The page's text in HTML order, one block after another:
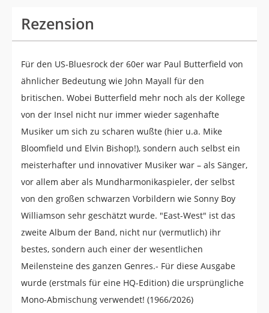
Rezension
Für den US-Bluesrock der 60er war Paul Butterfield von
ähnlicher Bedeutung wie John Mayall für den
britischen. Wobei Butterfield mehr noch als der Kollege
von der Insel nicht nur immer wieder sagenhafte
Musiker um sich zu scharen wußte (hier u.a. Mike
Bloomfield und Elvin Bishop!), sondern auch selbst ein
meisterhafter und innovativer Musiker war – als Sänger,
vor allem aber als Mundharmonikaspieler, der selbst
von den großen schwarzen Vorbildern wie Sonny Boy
Williamson sehr geschätzt wurde. "East-West" ist das
zweite Album der Band, nicht nur (vermutlich) ihr
bestes, sondern auch einer der wesentlichen
Meilensteine des ganzen Genres.- Für diese Ausgabe
wurde (erstmals für eine HQ-Edition) die ursprüngliche
Mono-Abmischung verwendet! (1966/2026)